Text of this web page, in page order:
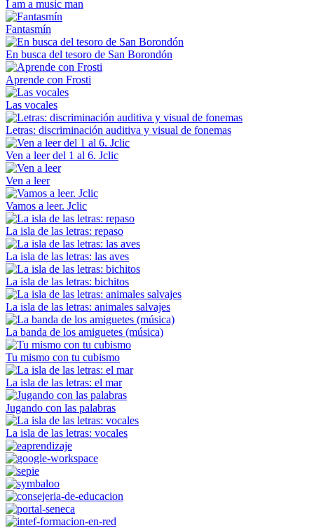
I am a music man
Fantasmín
En busca del tesoro de San Borondón
Aprende con Frosti
Las vocales
Letras: discriminación auditiva y visual de fonemas
Ven a leer del 1 al 6. Jclic
Ven a leer
Vamos a leer. Jclic
La isla de las letras: repaso
La isla de las letras: las aves
La isla de las letras: bichitos
La isla de las letras: animales salvajes
La banda de los amiguetes (música)
Tu mismo con tu cubismo
La isla de las letras: el mar
Jugando con las palabras
La isla de las letras: vocales